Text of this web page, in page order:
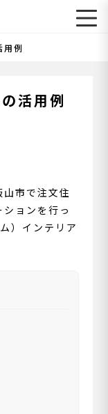
例
活用例
市で注文住
ョンを行っ
）インテリア